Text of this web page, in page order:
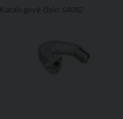
Katalogové číslo: 04082